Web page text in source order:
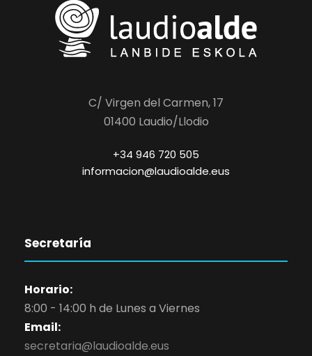
C/ Virgen del Carmen, 17
01400 Laudio/Llodio
+34 946 720 505
informacion@laudioalde.eus
Secretaría
Horario:
8:00 - 14:00 h de Lunes a Viernes
Email:
secretaria@laudioalde.eus